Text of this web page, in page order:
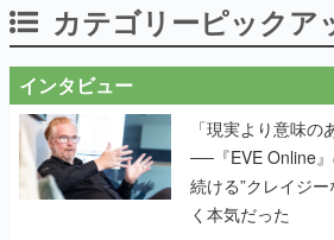
カテゴリーピックア
インタビュー
「現実より意味の
──『EVE Online
続ける”クレイジ
く本気だった